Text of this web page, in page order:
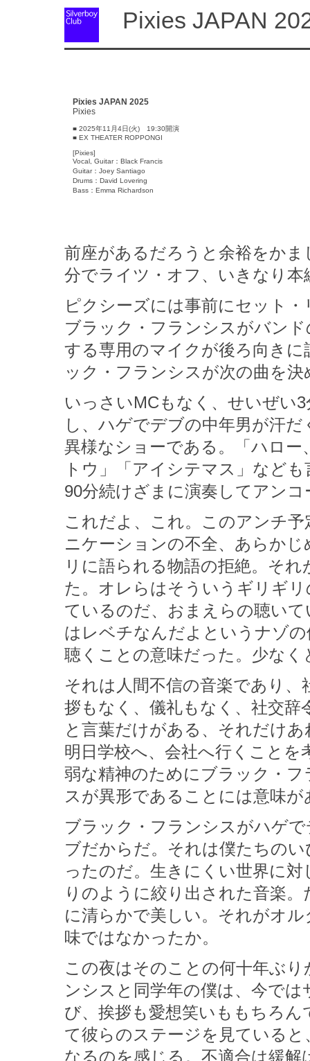
Pixies JAPAN
Pixies JAPAN 2025
Pixies
■ 2025年11月4日(火) 19:30開演
■ EX THEATER ROPPONGI
[Pixies]
Vocal, Guitar：Black Francis
Guitar：Joey Santiago
Drums：David Lovering
Bass：Emma Richardson
前座があるだろうと余裕をか
分でライツ・オフ、いきなり本
ピクシーズには事前にセット
ブラック・フランシスがバン
する専用のマイクが後ろ向き
ック・フランシスが次の曲を
いっさいMCもなく、せいぜい
し、ハゲでデブの中年男が汗
異様なショーである。「ハロ
トウ」「アイシテマス」など
90分続けざまに演奏してアン
これだよ、これ。このアンチ
ニケーションの不全、あらか
リに語られる物語の拒絶。そ
た。オレらはそういうギリギ
ているのだ、おまえらの聴い
はレベチなんだよというナゾ
聴くことの意味だった。少な
それは人間不信の音楽であり
拶もなく、儀礼もなく、社交
と言葉だけがある、それだけ
明日学校へ、会社へ行くこと
弱な精神のためにブラック・
スが異形であることには意味が
ブラック・フランシスがハゲ
ブだからだ。それは僕たちの
ったのだ。生きにくい世界に
りのように絞り出された音楽
に清らかで美しい。それがオ
味ではなかったか。
この夜はそのことの何十年ぶ
ンシスと同学年の僕は、今で
び、挨拶も愛想笑いももちろ
て彼らのステージを見ている
なるのを感じる。不適合は緩